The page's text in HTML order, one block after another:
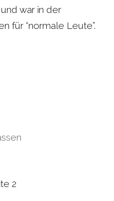
war in der
für “normale Leute”.
2